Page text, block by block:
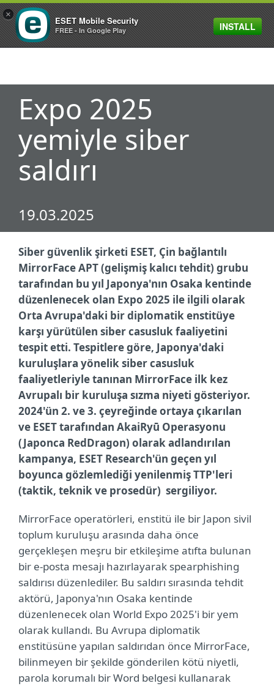
MENU
Expo 2025
yemiyle siber
saldırı
19.03.2025
Siber güvenlik şirketi ESET, Çin bağlantılı
MirrorFace APT (gelişmiş kalıcı tehdit) grubu
tarafından bu yıl Japonya'nın Osaka kentinde
düzenlenecek olan Expo 2025 ile ilgili olarak
Orta Avrupa'daki bir diplomatik enstitüye
karşı yürütülen siber casusluk faaliyetini
tespit etti. Tespitlere göre, Japonya'daki
kuruluşlara yönelik siber casusluk
faaliyetleriyle tanınan MirrorFace ilk kez
Avrupalı bir kuruluşa sızma niyeti gösteriyor.
2024'ün 2. ve 3. çeyreğinde ortaya çıkarılan
ve ESET tarafından AkaiRyū Operasyonu
(Japonca RedDragon) olarak adlandırılan
kampanya, ESET Research'ün geçen yıl
boyunca gözlemlediği yenilenmiş TTP'leri
(taktik, teknik ve prosedür) sergiliyor.
MirrorFace operatörleri, enstitü ile bir Japon sivil
toplum kuruluşu arasında daha önce
gerçekleşen meşru bir etkileşime atıfta bulunan
bir e-posta mesajı hazırlayarak spearphishing
saldırısı düzenlediler. Bu saldırı sırasında tehdit
aktörü, Japonya'nın Osaka kentinde
düzenlenecek olan World Expo 2025'i bir yem
olarak kullandı. Bu Avrupa diplomatik
enstitüsüne yapılan saldırıdan önce MirrorFace,
bilinmeyen bir şekilde gönderilen kötü niyetli,
parola korumalı bir Word belgesi kullanarak
×
ESET Mobile Security
FREE - In Google Play INSTALL